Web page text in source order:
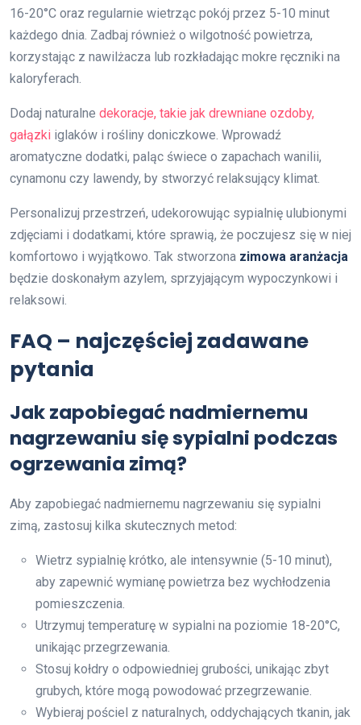
16-20°C oraz regularnie wietrząc pokój przez 5-10 minut
każdego dnia. Zadbaj również o wilgotność powietrza,
korzystając z nawilżacza lub rozkładając mokre ręczniki na
kaloryferach.
Dodaj naturalne dekoracje, takie jak drewniane ozdoby,
gałązki iglaków i rośliny doniczkowe. Wprowadź
aromatyczne dodatki, paląc świece o zapachach wanilii,
cynamonu czy lawendy, by stworzyć relaksujący klimat.
Personalizuj przestrzeń, udekorowując sypialnię ulubionymi
zdjęciami i dodatkami, które sprawią, że poczujesz się w niej
komfortowo i wyjątkowo. Tak stworzona zimowa aranżacja
będzie doskonałym azylem, sprzyjającym wypoczynkowi i
relaksowi.
FAQ – najczęściej zadawane
pytania
Jak zapobiegać nadmiernemu
nagrzewaniu się sypialni podczas
ogrzewania zimą?
Aby zapobiegać nadmiernemu nagrzewaniu się sypialni
zimą, zastosuj kilka skutecznych metod:
Wietrz sypialnię krótko, ale intensywnie (5-10 minut),
aby zapewnić wymianę powietrza bez wychłodzenia
pomieszczenia.
Utrzymuj temperaturę w sypialni na poziomie 18-20°C,
unikając przegrzewania.
Stosuj kołdry o odpowiedniej grubości, unikając zbyt
grubych, które mogą powodować przegrzewanie.
Wybieraj pościel z naturalnych, oddychających tkanin, jak